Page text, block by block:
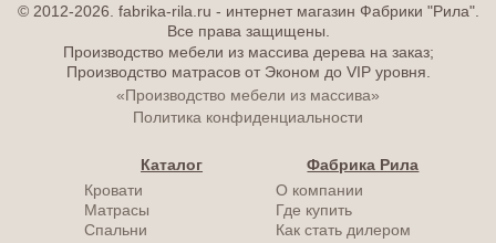
© 2012-2026. fabrika-rila.ru - интернет магазин Фабрики "Рила".
Все права защищены.
Производство мебели из массива дерева на заказ;
Производство матрасов от Эконом до VIP уровня.
«Производство мебели из массива»
Политика конфиденциальности
Каталог
Кровати
Матрасы
Спальни
Фабрика Рила
О компании
Где купить
Как стать дилером